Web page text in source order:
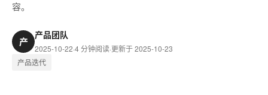
容。
产
产品团队
2025-10-22·4 分钟阅读·更新于 2025-10-23
产品迭代